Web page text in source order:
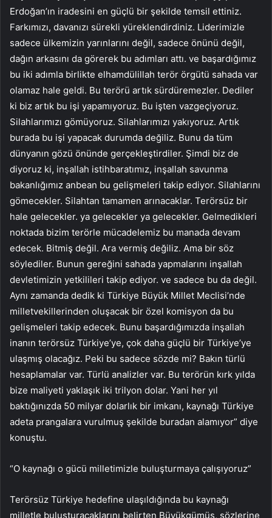
Erdoğan’ın iradesini en güçlü bir şekilde temsil ettiniz.
Farkımızı, davanızı sürekli yüreklendirdiniz. Liderimizle
sadece ülkemizin yarınlarını değil, sadece önünü değil,
dağın arkasını da görerek bu adımları attı. ve başardığımız
bu iki adımla birlikte elhamdülillah terör örgütü sahada var
olamaz hale geldi. Bu terörü artık sürdüremezler. Dediler
ki biz artık bu işi yapamıyoruz. Bu işten vazgeçiyoruz.
Silahlarımızı gömüyoruz. Silahlarımızı yakıyoruz. Artık
burada bu işi yapacak durumda değiliz. Bunu da tüm
dünyanın gözü önünde gerçekleştirdiler. Şimdi biz de
diyoruz ki, inşallah istihbaratımız, inşallah savunma
bakanlığımız anbean bu gelişmeleri takip ediyor. Silahlarını
gömecekler. Silahtan tamamen arınacaklar. Terörsüz bir
hale gelecekler. ya gelecekler ya gelecekler. Gelmedikleri
noktada bizim terörle mücadelemiz bu manada devam
edecek. Bitmiş değil. Ara vermiş değiliz. Ama bir söz
söylediler. Bunun gereğini sahada yapmalarını inşallah
devletimizin yetkilileri takip ediyor. ve sadece bu da değil.
Aynı zamanda dedik ki Türkiye Büyük Millet Meclisi’nde
milletvekillerinden oluşacak bir özel komisyon da bu
gelişmeleri takip edecek. Bunu başardığımızda inşallah
inanın terörsüz Türkiye’ye, çok daha güçlü bir Türkiye’ye
ulaşmış olacağız. Peki bu sadece sözde mi? Bakın türlü
hesaplamalar var. Türlü analizler var. Bu terörün kırk yılda
bize maliyeti yaklaşık iki trilyon dolar. Yani her yıl
baktığınızda 50 milyar dolarlık bir imkanı, kaynağı Türkiye
adeta prangalara vurulmuş şekilde buradan alamıyor” diye
konuştu.
“O kaynağı o gücü milletimizle buluşturmaya çalışıyoruz”
Terörsüz Türkiye hedefine ulaşıldığında bu kaynağı
milletle buluşturacaklarını belirten Büyükgümüş, sözlerine